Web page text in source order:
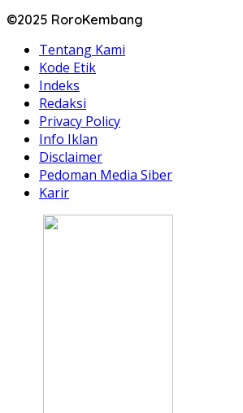
©2025 RoroKembang
Tentang Kami
Kode Etik
Indeks
Redaksi
Privacy Policy
Info Iklan
Disclaimer
Pedoman Media Siber
Karir